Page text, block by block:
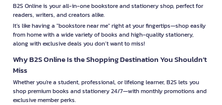
B2S Online is your all-in-one bookstore and stationery shop, perfect for
readers, writers, and creators alike.
It’s like having a "bookstore near me" right at your fingertips—shop easily
from home with a wide variety of books and high-quality stationery,
along with exclusive deals you don’t want to miss!
Why B2S Online Is the Shopping Destination You Shouldn’t
Miss
Whether you're a student, professional, or lifelong learner, B2S lets you
shop premium books and stationery 24/7—with monthly promotions and
exclusive member perks.